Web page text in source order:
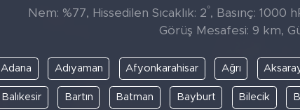
Nem: %77, Hissedilen Sıcaklık: 2°, Basınç: 1000
Görüş Mesafesi: 9 km,
Adana Adıyaman Afyonkarahisar Ağrı
Balıkesir Bartın Batman Bayburt Bilecik